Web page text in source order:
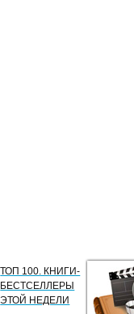
ТОП 100. КНИГИ-
БЕСТСЕЛЛЕРЫ
ЭТОЙ НЕДЕЛИ